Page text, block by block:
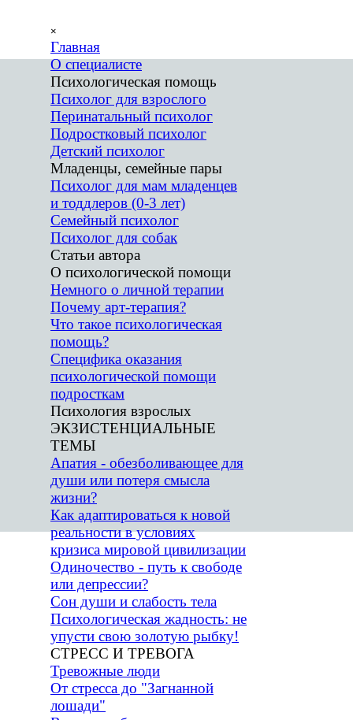
×
Главная
О специалисте
Психологическая помощь
Психолог для взрослого
Перинатальный психолог
Подростковый психолог
Детский психолог
Младенцы, семейные пары
Психолог для мам младенцев
и тоддлеров (0-3 лет)
Семейный психолог
Психолог для собак
Статьи автора
О психологической помощи
Немного о личной терапии
Почему арт-терапия?
Что такое психологическая
помощь?
Специфика оказания
психологической помощи
подросткам
Психология взрослых
ЭКЗИСТЕНЦИАЛЬНЫЕ
ТЕМЫ
Апатия - обезболивающее для
души или потеря смысла
жизни?
Как адаптироваться к новой
реальности в условиях
кризиса мировой цивилизации
Одиночество - путь к свободе
или депрессии?
Сон души и слабость тела
Психологическая жадность: не
упусти свою золотую рыбку!
СТРЕСС И ТРЕВОГА
Тревожные люди
От стресса до "Загнанной
лошади"